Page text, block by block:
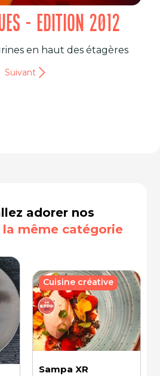
- EDITION 2012
en haut des étagères
Suivant
adorer nos
la même catégorie
Sampa XR
Cuisine créative